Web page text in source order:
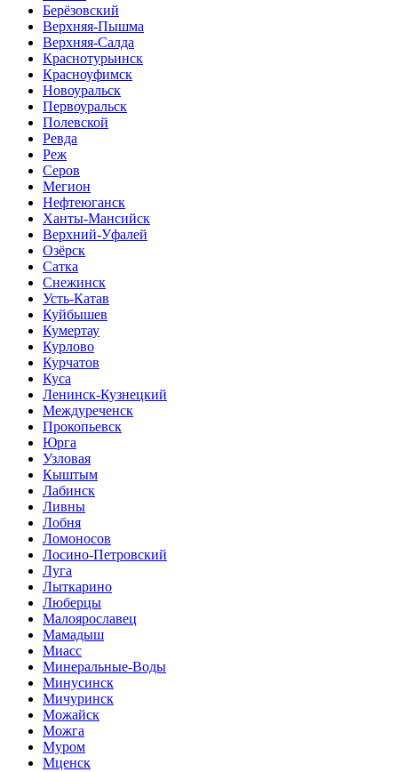
Берёзовский
Верхняя-Пышма
Верхняя-Салда
Краснотурьинск
Красноуфимск
Новоуральск
Первоуральск
Полевской
Ревда
Реж
Серов
Мегион
Нефтеюганск
Ханты-Мансийск
Верхний-Уфалей
Озёрск
Сатка
Снежинск
Усть-Катав
Куйбышев
Кумертау
Курлово
Курчатов
Куса
Ленинск-Кузнецкий
Междуреченск
Прокопьевск
Юрга
Узловая
Кыштым
Лабинск
Ливны
Лобня
Ломоносов
Лосино-Петровский
Луга
Лыткарино
Люберцы
Малоярославец
Мамадыш
Миасс
Минеральные-Воды
Минусинск
Мичуринск
Можайск
Можга
Муром
Мценск